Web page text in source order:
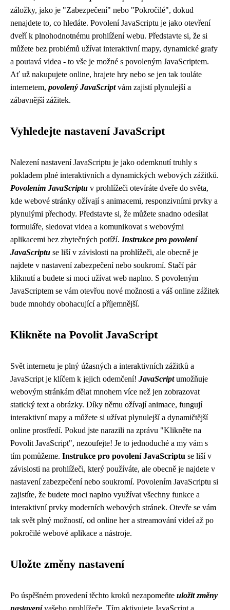
záložky, jako je "Zabezpečení" nebo "Pokročilé", dokud
nenajdete to, co hledáte. Povolení JavaScriptu je jako otevření
dveří k plnohodnotnému prohlížení webu. Představte si, že si
můžete bez problémů užívat interaktivní mapy, dynamické grafy
a poutavá videa - to vše je možné s povoleným JavaScriptem.
Ať už nakupujete online, hrajete hry nebo se jen tak touláte
internetem, povolený JavaScriptvám zajistí plynulejší a
zábavnější zážitek.
Vyhledejte nastavení JavaScript
Nalezení nastavení JavaScriptu je jako odemknutí truhly s
pokladem plné interaktivních a dynamických webových zážitků.
Povolením JavaScriptu v prohlížeči otevíráte dveře do světa,
kde webové stránky ožívají s animacemi, responzivními prvky a
plynulými přechody. Představte si, že můžete snadno odesílat
formuláře, sledovat videa a komunikovat s webovými
aplikacemi bez zbytečných potíží. Instrukce pro povolení
JavaScriptu se liší v závislosti na prohlížeči, ale obecně je
najdete v nastavení zabezpečení nebo soukromí. Stačí pár
kliknutí a budete si moci užívat web naplno. S povoleným
JavaScriptem se vám otevřou nové možnosti a váš online zážitek
bude mnohdy obohacující a příjemnější.
Klikněte na Povolit JavaScript
Svět internetu je plný úžasných a interaktivních zážitků a
JavaScript je klíčem k jejich odemčení! JavaScriptumožňuje
webovým stránkám dělat mnohem více než jen zobrazovat
statický text a obrázky. Díky němu ožívají animace, fungují
interaktivní mapy a můžete si užívat plynulejší a dynamičtější
online prostředí. Pokud jste narazili na zprávu "Klikněte na
Povolit JavaScript", nezoufejte! Je to jednoduché a my vám s
tím pomůžeme. Instrukce pro povolení JavaScriptu se liší v
závislosti na prohlížeči, který používáte, ale obecně je najdete v
nastavení zabezpečení nebo soukromí. Povolením JavaScriptu si
zajistíte, že budete moci naplno využívat všechny funkce a
interaktivní prvky moderních webových stránek. Otevře se vám
tak svět plný možností, od online her a streamování videí až po
pokročilé webové aplikace a nástroje.
Uložte změny nastavení
Po úspěšném provedení těchto kroků nezapomeňte uložit změny
nastavenívašeho prohlížeče. Tím aktivujete JavaScript a